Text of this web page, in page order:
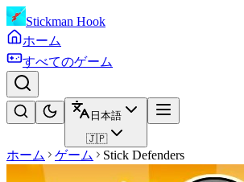
Stickman Hook
ホーム
すべてのゲーム
日本語
🇯🇵
ホーム ゲーム Stick Defenders